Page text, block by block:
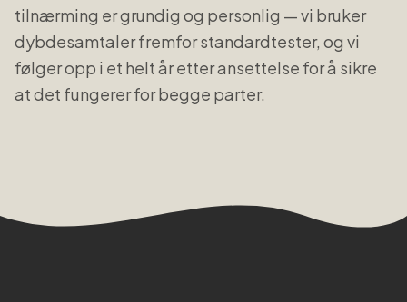
tilnærming er grundig og personlig — vi bruker
dybdesamtaler fremfor standardtester, og vi
følger opp i et helt år etter ansettelse for å sikre
at det fungerer for begge parter.